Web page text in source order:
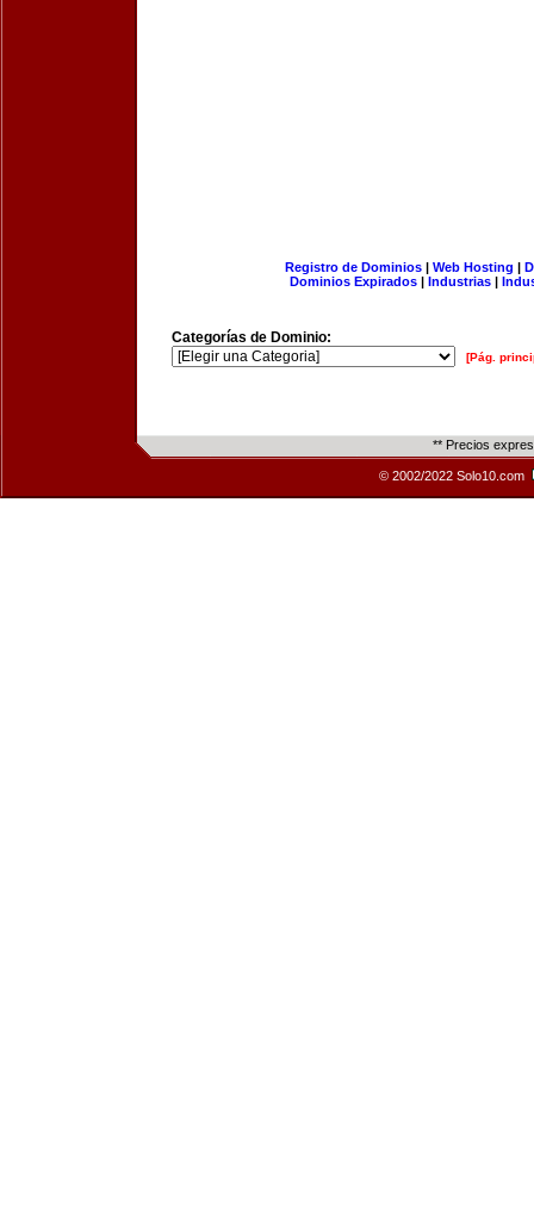
Registro de Dominios| Web Hosting |
Dominios Expirados | Industrias |
Categorías de Dominio:
[Pág.
** Precios
© 2002/2022 Solo10.com